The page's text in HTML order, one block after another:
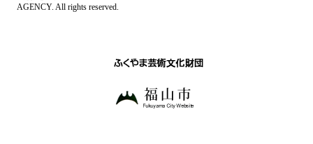
AGENCY. All rights reserved.